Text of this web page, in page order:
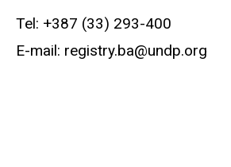
Tel: +387 (33) 293-400
E-mail: registry.ba@undp.org